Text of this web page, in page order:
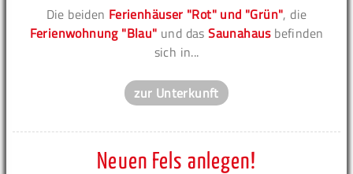
Die beiden Ferienhäuser "Rot" und "Grün", die
Ferienwohnung "Blau" und dasSaunahausbefinden
sich in...
zur Unterkunft
Neuen Fels anlegen!